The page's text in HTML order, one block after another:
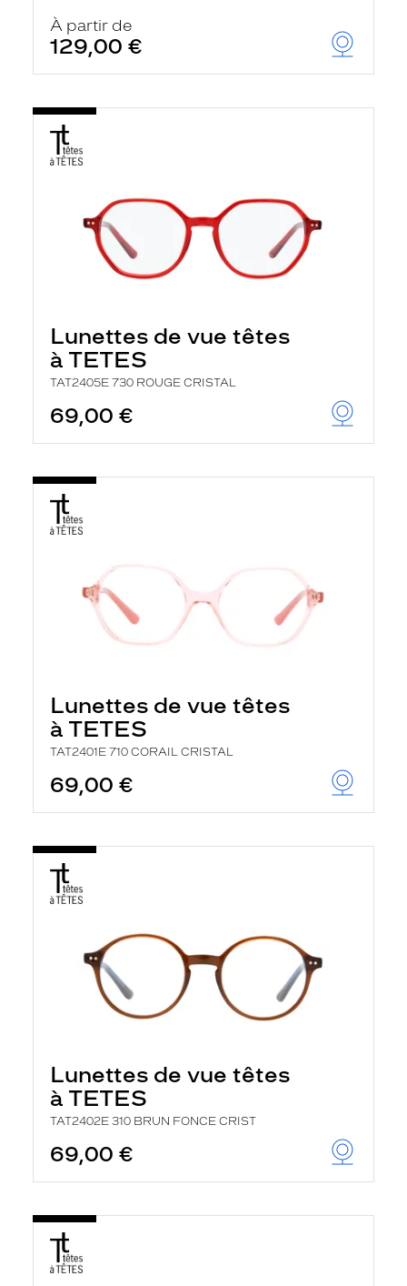
À partir de
129,00 €
Lunettes de vue têtes
à TETES
TAT2405E 730 ROUGE CRISTAL
69,00 €
Lunettes de vue têtes
à TETES
TAT2401E 710 CORAIL CRISTAL
69,00 €
Lunettes de vue têtes
à TETES
TAT2402E 310 BRUN FONCE CRIST
69,00 €